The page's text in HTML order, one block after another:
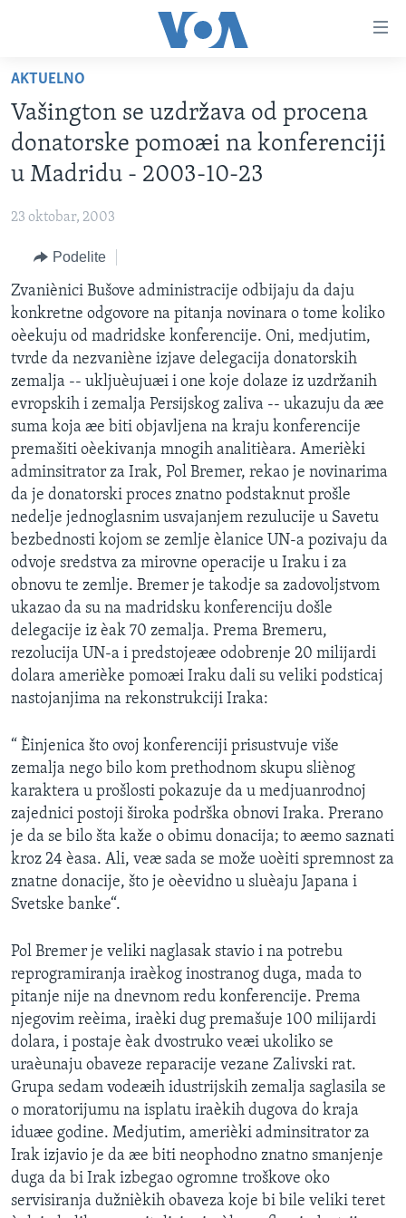
glavni
sadržaj
Idi
na
glavnu
Idi
pretragu
RUBRIKE
AMERIKA
GLOBALNE TEME
EKONOMIJA
NAUKA I TEHNOLOGIJA
MEDICINA
KULTURA
DRUŠTVO
SPORT
INTERVJU
TV PROGRAM
IZ AMERIKE
Learning English
PRATITE NAS
Jezici
AKTUELNO
Vašington se uzdržava od procena
donatorske pomoæi na konferenciji
u Madridu - 2003-10-23
23 oktobar, 2003
Podelite
Zvaniènici Bušove administracije odbijaju da daju
konkretne odgovore na pitanja novinara o tome koliko
oèekuju od madridske konferencije. Oni, medjutim,
tvrde da nezvaniène izjave delegacija donatorskih
zemalja -- ukljuèujuæi i one koje dolaze iz uzdržanih
evropskih i zemalja Persijskog zaliva -- ukazuju da æe
suma koja æe biti objavljena na kraju konferencije
premašiti oèekivanja mnogih analitièara. Amerièki
adminsitrator za Irak, Pol Bremer, rekao je novinarima
da je donatorski proces znatno podstaknut prošle
nedelje jednoglasnim usvajanjem rezulucije u Savetu
bezbednosti kojom se zemlje èlanice UN-a pozivaju da
odvoje sredstva za mirovne operacije u Iraku i za
obnovu te zemlje. Bremer je takodje sa zadovoljstvom
ukazao da su na madridsku konferenciju došle
delegacije iz èak 70 zemalja. Prema Bremeru,
rezolucija UN-a i predstojeæe odobrenje 20 milijardi
dolara amerièke pomoæi Iraku dali su veliki podsticaj
nastojanjima na rekonstrukciji Iraka:
“ Èinjenica što ovoj konferenciji prisustvuje više
zemalja nego bilo kom prethodnom skupu sliènog
karaktera u prošlosti pokazuje da u medjuanrodnoj
zajednici postoji široka podrška obnovi Iraka. Prerano
je da se bilo šta kaže o obimu donacija; to æemo saznati
kroz 24 èasa. Ali, veæ sada se može uoèiti spremnost za
znatne donacije, što je oèevidno u sluèaju Japana i
Svetske banke“.
Pol Bremer je veliki naglasak stavio i na potrebu
reprogramiranja iraèkog inostranog duga, mada to
pitanje nije na dnevnom redu konferencije. Prema
njegovim reèima, iraèki dug premašuje 100 milijardi
dolara, i postaje èak dvostruko veæi ukoliko se
uraèunaju obaveze reparacije vezane Zalivski rat.
Grupa sedam vodeæih idustrijskih zemalja saglasila se
o moratorijumu na isplatu iraèkih dugova do kraja
iduæe godine. Medjutim, amerièki adminsitrator za
Irak izjavio je da æe biti neophodno znatno smanjenje
duga da bi Irak izbegao ogromne troškove oko
servisiranja dužnièkih obaveza koje bi bile veliki teret